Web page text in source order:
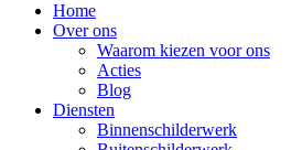
Home
Over ons
Waarom kiezen voor ons
Acties
Blog
Diensten
Binnenschilderwerk